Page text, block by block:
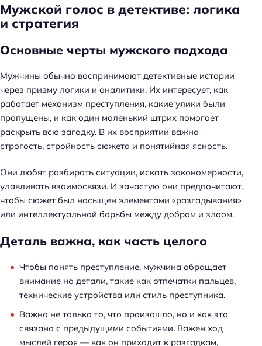
Мужской голос в детективе: логика
и стратегия
Основные черты мужского подхода
Мужчины обычно воспринимают детективные истории
через призму логики и аналитики. Их интересует, как
работает механизм преступления, какие улики были
пропущены, и как один маленький штрих помогает
раскрыть всю загадку. В их восприятии важна
строгость, стройность сюжета и понятийная ясность.
Они любят разбирать ситуации, искать закономерности,
улавливать взаимосвязи. И зачастую они предпочитают,
чтобы сюжет был насыщен элементами «разгадывания»
или интеллектуальной борьбы между добром и злоом.
Деталь важна, как часть целого
Чтобы понять преступление, мужчина обращает
внимание на детали, такие как отпечатки пальцев,
технические устройства или стиль преступника.
Важно не только то, что произошло, но и как это
связано с предыдущими событиями. Важен ход
мыслей героя — как он приходит к разгадкам,